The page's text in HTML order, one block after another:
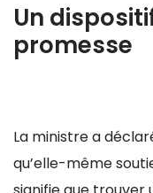
Un
promesse
La ministre a
qu’elle-même